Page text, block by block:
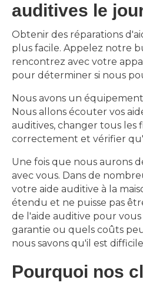
auditives le
Obtenir des réparations
plus facile. Appelez notre
rencontrez avec votre
pour déterminer si nous
Nous avons un
Nous allons écouter vos
auditives, changer tous les
correctement et vérifier
Une fois que nous aurons
avec vous. Dans de
votre aide auditive à la
étendu et ne puisse pas
de l'aide auditive pour
garantie ou quels coûts
nous savons qu'il est
Pourquoi nos